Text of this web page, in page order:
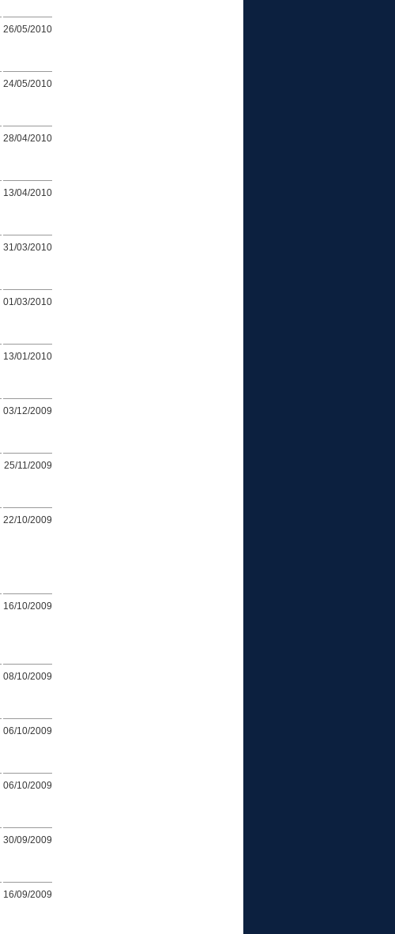
26/05/2010
24/05/2010
28/04/2010
13/04/2010
31/03/2010
01/03/2010
13/01/2010
03/12/2009
25/11/2009
22/10/2009
16/10/2009
08/10/2009
06/10/2009
06/10/2009
30/09/2009
16/09/2009